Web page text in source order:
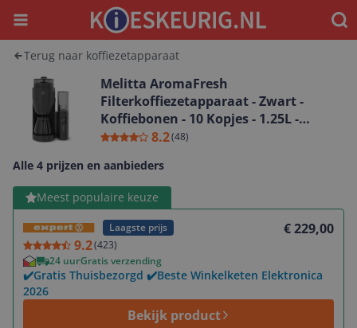
Menu
Terug naar koffiezetapparaat
Melitta AromaFresh
Filterkoffiezetapparaat - Zwart -
Koffiebonen - 10 Kopjes - 1.25L -
Ingebouwde Molen
8.2(48)
Alle 4 prijzen en aanbieders
Meest populaire keuze
Laagste prijs
9.2(423)
€ 229,00
24 uurGratis verzending
✔️Gratis Thuisbezorgd ✔️Beste Winkelketen Elektronica
2026
Bekijk product
Bekijk product